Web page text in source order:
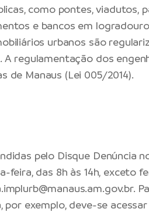
como pontes, viadutos,
e bancos em
urbanos são
A regulamentação dos
de Manaus (Lei 005/2014).
pelo Disque Denúncia
feira, das 8h às 14h, exceto
.
por exemplo, deve-se